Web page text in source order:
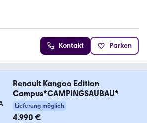
Kontakt Parken
Renault Kangoo Edition
Campus*CAMPINGSAUBAU*
Lieferung möglich
4.990 €